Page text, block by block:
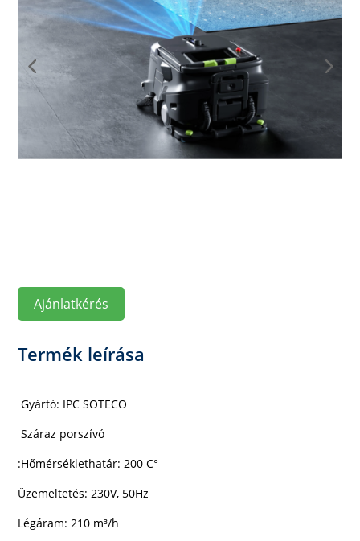
Ajánlatkérés
Termék leírása
Gyártó: IPC SOTECO
Száraz porszívó
:Hőmérséklethatár: 200 C°
Üzemeltetés: 230V, 50Hz
Légáram: 210 m³/h